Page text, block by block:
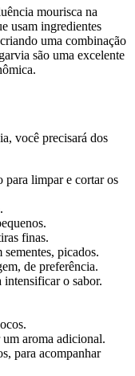
mourisca na
usam ingredientes
uma combinação
são uma excelente
você precisará dos
para limpar e cortar os
finas.
sementes, picados.
de preferência.
intensificar o sabor.
aroma adicional.
para acompanhar